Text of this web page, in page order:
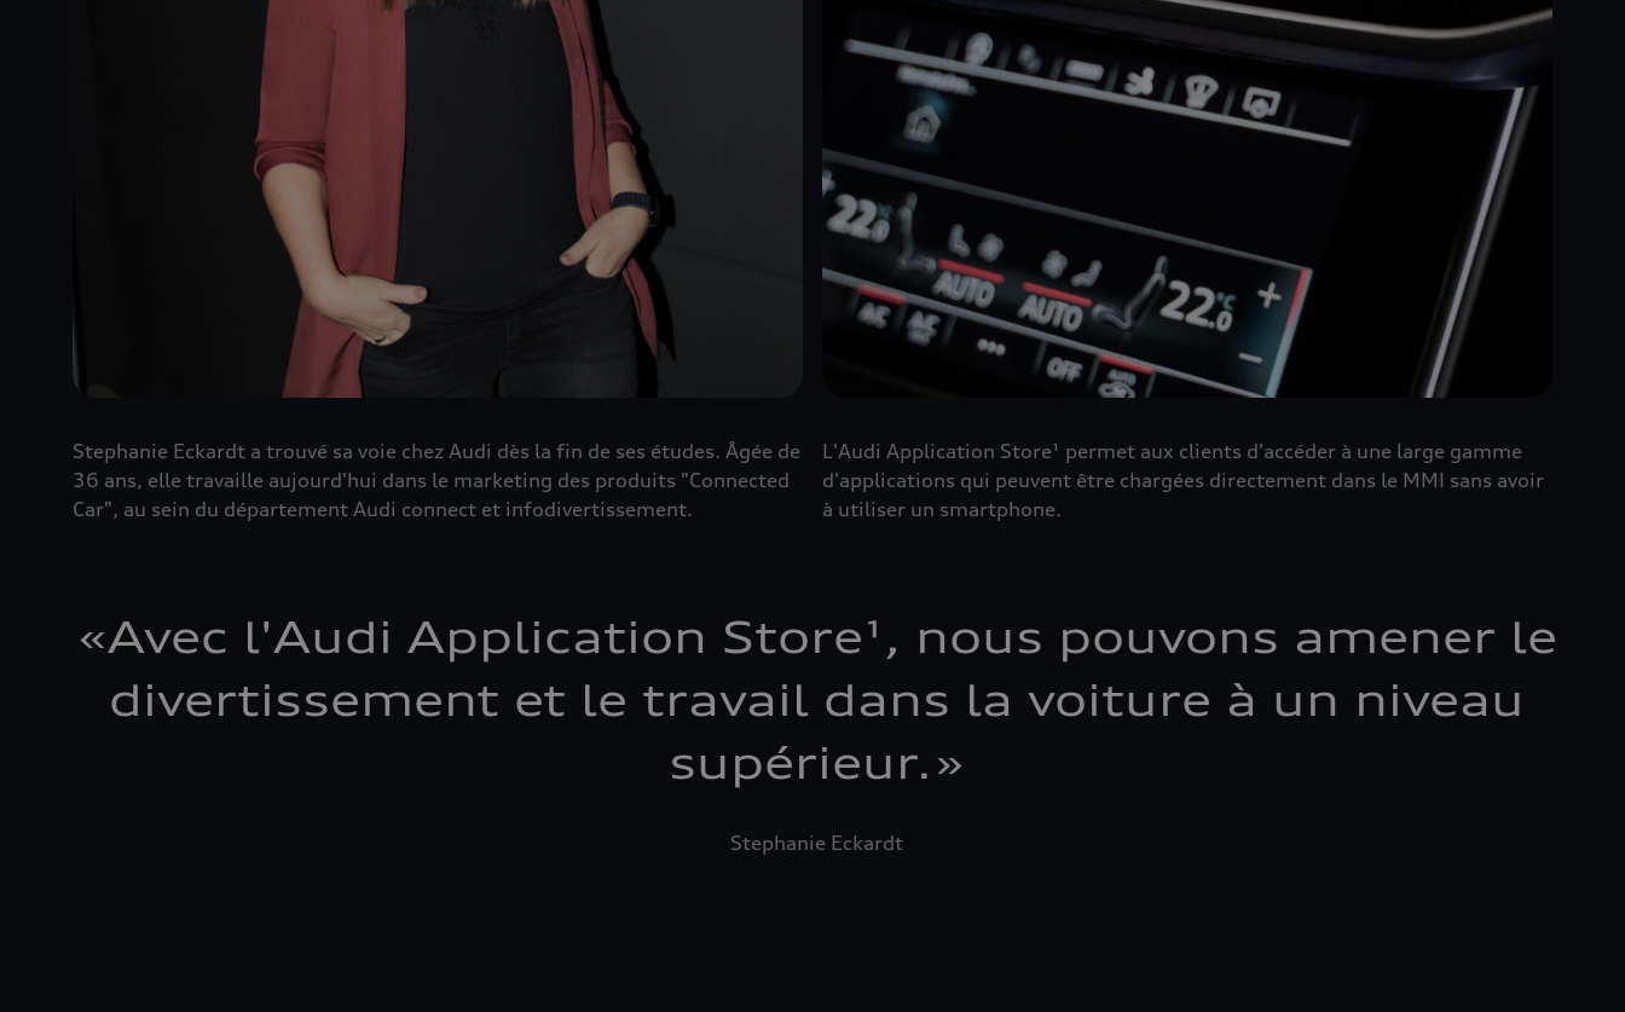
Stephanie Eckardt a trouvé sa voie chez Audi dès la fin de ses études. Âgée de
36 ans, elle travaille aujourd'hui dans le marketing des produits "Connected
Car", au sein du département Audi connect et infodivertissement.
L'Audi Application Store¹ permet aux clients d'accéder à une large gamme
d'applications qui peuvent être chargées directement dans le MMI sans avoir
à utiliser un smartphone.
«Avec l'Audi Application Store¹, nous pouvons amener le
divertissement et le travail dans la voiture à un niveau
supérieur.»
Stephanie Eckardt